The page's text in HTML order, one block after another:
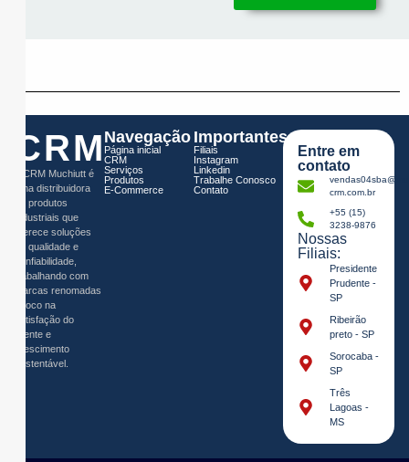
CRM
A CRM Muchiutt é
uma distribuidora
de produtos
industriais que
oferece soluções
de qualidade e
confiabilidade,
trabalhando com
marcas renomadas
e foco na
satisfação do
cliente e
crescimento
sustentável.
Navegação
Página inicial
CRM
Serviços
Produtos
E-Commerce
Importantes
Filiais
Instagram
Linkedin
Trabalhe Conosco
Contato
Entre em
contato
crm.com.br
+55 (15)
3238-9876
Nossas
Filiais:
Presidente
Prudente -
SP
Ribeirão
preto - SP
Sorocaba -
SP
Três
Lagoas -
MS